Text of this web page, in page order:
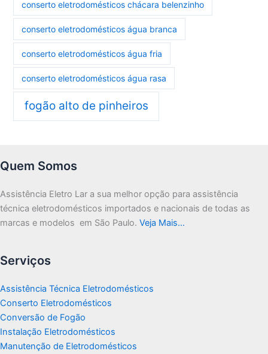
conserto eletrodomésticos chácara belenzinho
conserto eletrodomésticos água branca
conserto eletrodomésticos água fria
conserto eletrodomésticos água rasa
fogão alto de pinheiros
Quem Somos
Assistência Eletro Lar a sua melhor opção para assistência
técnica eletrodomésticos importados e nacionais de todas as
marcas e modelos em São Paulo. Veja Mais…
Serviços
Assistência Técnica Eletrodomésticos
Conserto Eletrodomésticos
Conversão de Fogão
Instalação Eletrodomésticos
Manutenção de Eletrodomésticos